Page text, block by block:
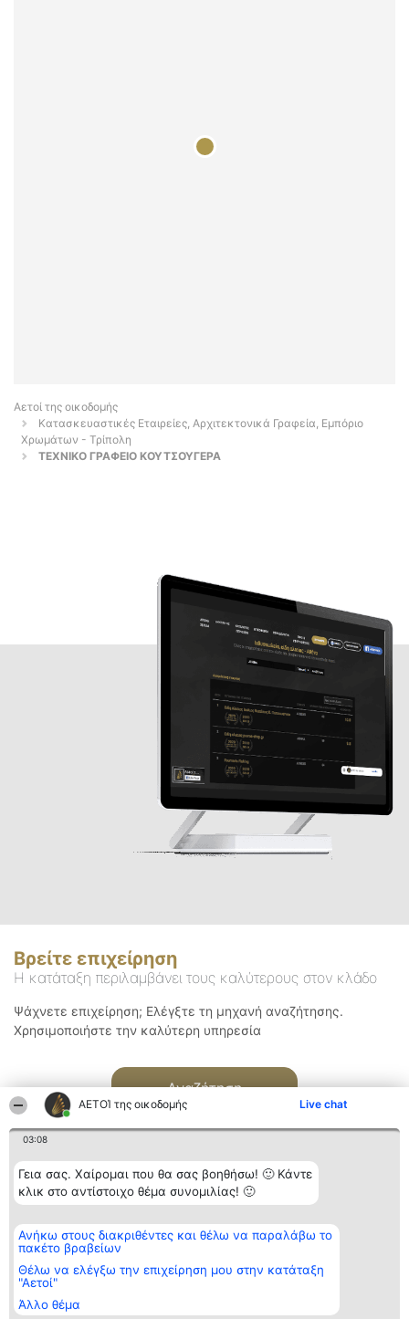
ΑΕΤΟΊ της οικοδομής Live chat
03:08
Γεια σας. Χαίρομαι που θα σας βοηθήσω! 🙂 Κάντε
κλικ στο αντίστοιχο θέμα συνομιλίας! 🙂
Ανήκω στους διακριθέντες και θέλω να παραλάβω το
πακέτο βραβείων
Θέλω να ελέγξω την επιχείρηση μου στην κατάταξη
"Αετοί"
Άλλο θέμα
Αετοί της οικοδομής
Κατασκευαστικές Εταιρείες, Αρχιτεκτονικά Γραφεία, Εμπόριο
Χρωμάτων - Τρίπολη
ΤΕΧΝΙΚΟ ΓΡΑΦΕΙΟ ΚΟΥΤΣΟΥΓΕΡΑ
Βρείτε επιχείρηση
Η κατάταξη περιλαμβάνει τους καλύτερους στον κλάδο
Ψάχνετε επιχείρηση; Ελέγξτε τη μηχανή αναζήτησης.
Χρησιμοποιήστε την καλύτερη υπηρεσία
Αναζήτηση
Διοργανωτής της
κατάταξης
BEAUTIFUL COMPANY
ΤΗΛ. ΕΠΙΚΟΙΝΩΝΙΑΣ:
2104128019
email:
aetoi@beautifulcompany.co
Κατάταξη
Διακριθέντες
των
διακριθέντων
Επικοινωνία
Επικοινωνία